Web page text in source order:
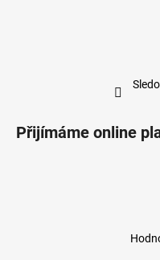
Přijímáme online